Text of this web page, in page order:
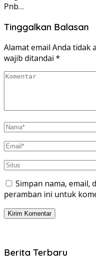
Pnb…
Tinggalkan Balasan
Alamat email Anda tidak
wajib ditandai *
Simpan nama, email,
peramban ini untuk
Berita Terbaru